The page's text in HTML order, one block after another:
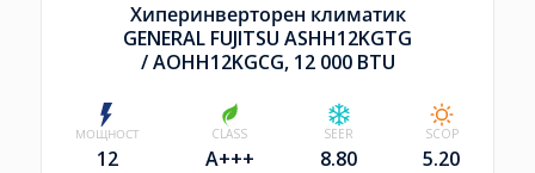
Хиперинверторен климатик
GENERAL FUJITSU ASHH12KGTG
/AOHH12KGCG, 12 000 BTU
МОЩНОСТ
12
CLASS
A+++
SEER
8.80
SCOP
5.20